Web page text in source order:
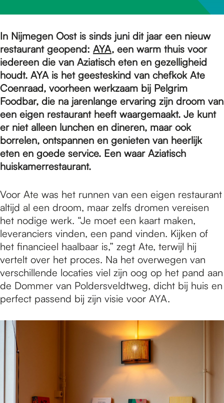
In Nijmegen Oost is sinds juni dit jaar een nieuw
restaurant geopend: AYA, een warm thuis voor
iedereen die van Aziatisch eten en gezelligheid
houdt. AYA is het geesteskind van chefkok Ate
Coenraad, voorheen werkzaam bij Pelgrim
Foodbar, die na jarenlange ervaring zijn droom van
een eigen restaurant heeft waargemaakt. Je kunt
er niet alleen lunchen en dineren, maar ook
borrelen, ontspannen en genieten van heerlijk
eten en goede service. Een waar Aziatisch
huiskamerrestaurant.
Voor Ate was het runnen van een eigen restaurant
altijd al een droom, maar zelfs dromen vereisen
het nodige werk. “Je moet een kaart maken,
leveranciers vinden, een pand vinden. Kijken of
het financieel haalbaar is,” zegt Ate, terwijl hij
vertelt over het proces. Na het overwegen van
verschillende locaties viel zijn oog op het pand aan
de Dommer van Poldersveldtweg, dicht bij huis en
perfect passend bij zijn visie voor AYA.